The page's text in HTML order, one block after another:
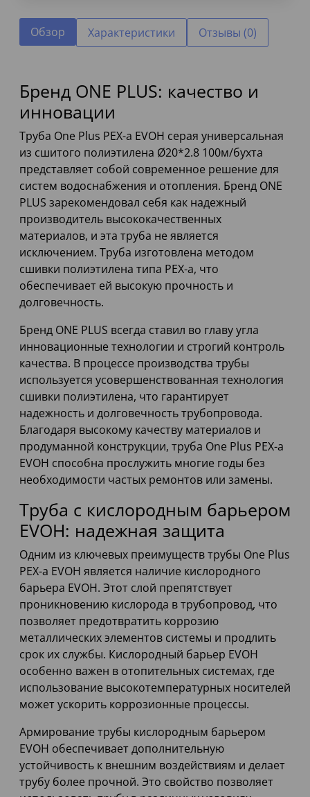
Обзор Характеристики Отзывы (0)
Бренд ONE PLUS: качество и
инновации
Труба One Plus PEX-a EVOH серая универсальная
из сшитого полиэтилена Ø20*2.8 100м/бухта
представляет собой современное решение для
систем водоснабжения и отопления. Бренд ONE
PLUS зарекомендовал себя как надежный
производитель высококачественных
материалов, и эта труба не является
исключением. Труба изготовлена методом
сшивки полиэтилена типа PEX-a, что
обеспечивает ей высокую прочность и
долговечность.
Бренд ONE PLUS всегда ставил во главу угла
инновационные технологии и строгий контроль
качества. В процессе производства трубы
используется усовершенствованная технология
сшивки полиэтилена, что гарантирует
надежность и долговечность трубопровода.
Благодаря высокому качеству материалов и
продуманной конструкции, труба One Plus PEX-a
EVOH способна прослужить многие годы без
необходимости частых ремонтов или замены.
Труба с кислородным барьером
EVOH: надежная защита
Одним из ключевых преимуществ трубы One Plus
PEX-a EVOH является наличие кислородного
барьера EVOH. Этот слой препятствует
проникновению кислорода в трубопровод, что
позволяет предотвратить коррозию
металлических элементов системы и продлить
срок их службы. Кислородный барьер EVOH
особенно важен в отопительных системах, где
использование высокотемпературных носителей
может ускорить коррозионные процессы.
Армирование трубы кислородным барьером
EVOH обеспечивает дополнительную
устойчивость к внешним воздействиям и делает
трубу более прочной. Это свойство позволяет